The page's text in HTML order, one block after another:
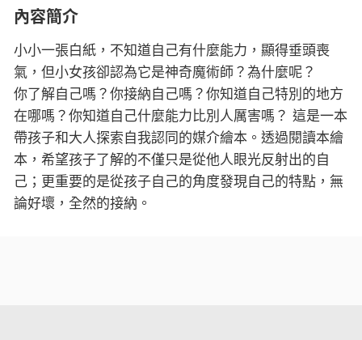
內容簡介
小小一張白紙，不知道自己有什麼能力，顯得垂頭喪
氣，但小女孩卻認為它是神奇魔術師？為什麼呢？
你了解自己嗎？你接納自己嗎？你知道自己特別的地方
在哪嗎？你知道自己什麼能力比別人厲害嗎？ 這是一本
帶孩子和大人探索自我認同的媒介繪本。透過閱讀本繪
本，希望孩子了解的不僅只是從他人眼光反射出的自
己；更重要的是從孩子自己的角度發現自己的特點，無
論好壞，全然的接納。